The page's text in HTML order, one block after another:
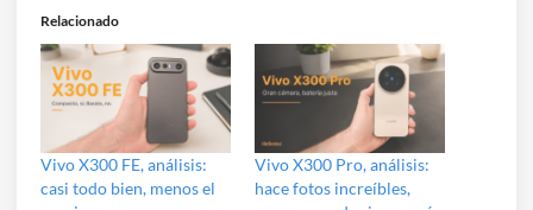
Relacionado
Vivo X300 FE, análisis:
casi todo bien, menos el
Vivo X300 Pro, análisis:
hace fotos increíbles,